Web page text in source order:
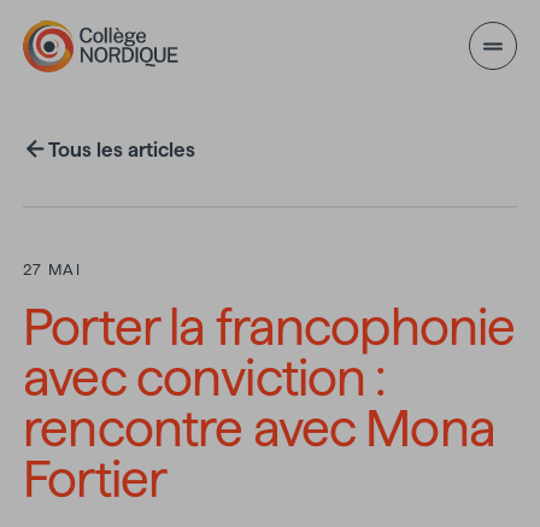
Aller au contenu principal
Tous les articles
27 MAI
Porter la francophonie
avec conviction :
rencontre avec Mona
Fortier